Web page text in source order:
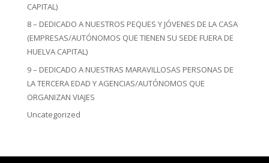
CAPITAL)
8 – DEDICADO A NUESTROS PEQUES Y JÓVENES DE LA CASA
(EMPRESAS/AUTÓNOMOS QUE TIENEN SU SEDE FUERA DE
HUELVA CAPITAL)
9 – DEDICADO A NUESTRAS MARAVILLOSAS PERSONAS DE
LA TERCERA EDAD Y AGENCIAS/AUTÓNOMOS QUE
ORGANIZAN VIAJES
Uncategorized